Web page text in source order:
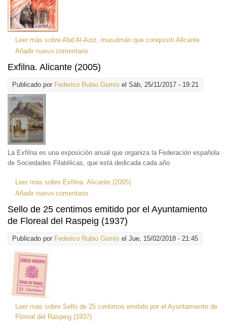
Leer más sobre Abd Al-Aziz, musulmán que conquistó Alicante
Añadir nuevo comentario
Exfilna. Alicante (2005)
Publicado por Federico Rubio Gomis el Sáb, 25/11/2017 - 19:21
La Exfilna es una exposición anual que organiza la Federación española
de Sociedades Filatélicas, que está dedicada cada año
Leer más sobre Exfilna. Alicante (2005)
Añadir nuevo comentario
Sello de 25 centimos emitido por el Ayuntamiento
de Floreal del Raspeig (1937)
Publicado por Federico Rubio Gomis el Jue, 15/02/2018 - 21:45
Leer más sobre Sello de 25 centimos emitido por el Ayuntamiento de
Floreal del Raspeig (1937)